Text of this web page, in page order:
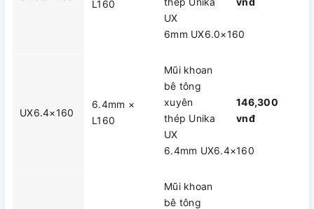
L160
UX
6mm UX6.0×160
UX6.4×160
6.4mm ×
L160
Mũi khoan
bê tông
xuyên
thép Unika
UX
6.4mm UX6.4×160
146,300
vnđ
Mũi khoan
bê tông